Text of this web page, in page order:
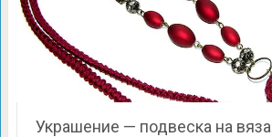
Украшение — подвеска на